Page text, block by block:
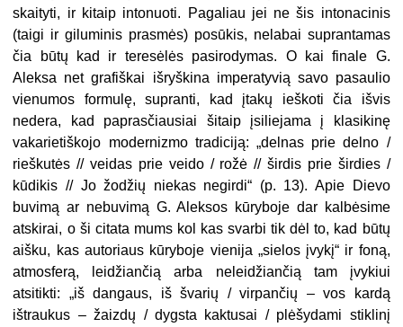
skaityti, ir kitaip intonuoti. Pagaliau jei ne šis intonacinis
(taigi ir giluminis pras­mės) posūkis, nelabai suprantamas
čia būtų kad ir teresėlės pasirodymas. O kai finale G.
Aleksa net grafiškai iš­ryškina imperatyvią savo pasaulio
vie­numos formulę, supranti, kad įtakų ieškoti čia išvis
nedera, kad papras­čiausiai šitaip įsiliejama į klasikinę
vakarietiškojo modernizmo tradiciją: „delnas prie delno /
rieškutės // veidas prie veido / rožė // širdis prie širdies /
kūdikis // Jo žodžių niekas negirdi“ (p. 13). Apie Dievo
buvimą ar nebu­vimą G. Aleksos kūryboje dar kalbė­sime
atskirai, o ši citata mums kol kas svarbi tik dėl to, kad būtų
aišku, kas autoriaus kūryboje vienija „sielos įvy­kį“ ir foną,
atmosferą, leidžiančią arba neleidžiančią tam įvykiui
atsitikti: „iš dangaus, iš švarių / virpančių – vos kardą
ištraukus – žaizdų / dygsta kak­tusai / plėšydami stiklinį